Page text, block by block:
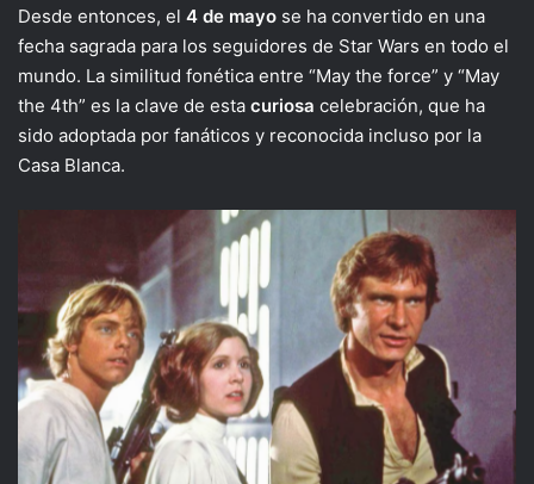
Desde entonces, el 4 de mayo se ha convertido en una
fecha sagrada para los seguidores de Star Wars en todo el
mundo. La similitud fonética entre “May the force” y “May
the 4th” es la clave de esta curiosa celebración, que ha
sido adoptada por fanáticos y reconocida incluso por la
Casa Blanca.